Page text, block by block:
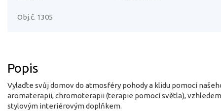
Obj.č. 1305
Popis
Vylaďte svůj domov do atmosféry pohody a klidu pomocí
aromaterapii, chromoterapii (terapie pomocí světla),
stylovým interiérovým doplňkem.